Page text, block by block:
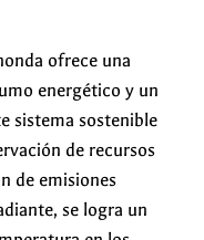
ofrece una
energético y un
sistema sostenible
de recursos
de emisiones
se logra un